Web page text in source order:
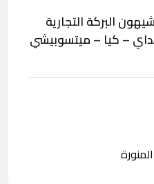
البركة التجارية
– كيا – ميتسوبيشي